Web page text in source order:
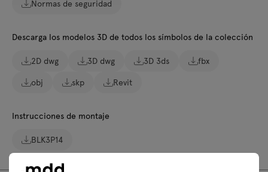
Normas de seguridad
Descarga los modelos 3D de todos los símbolos de la colección
2D dwg 3D dwg 3D 3ds
fbx
obj
skp Revit
Instrucciones de montaje
BLK3P14